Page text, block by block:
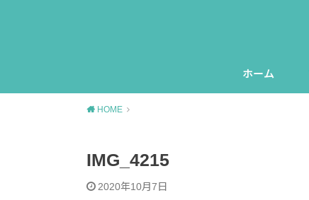
ホーム
HOME
IMG_4215
2020年10月7日